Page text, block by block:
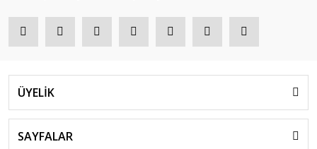
ÜYELİK
SAYFALAR